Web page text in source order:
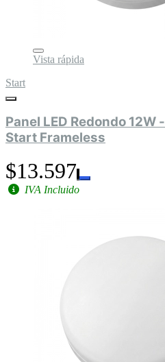
Vista rápida
Start
Panel LED Redondo
Start Frameless
$13.597
IVA Incluido